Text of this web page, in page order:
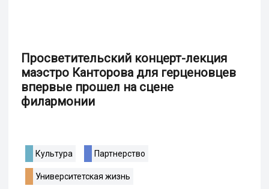
Просветительский концерт-лекция
маэстро Канторова для герценовцев
впервые прошел на сцене
филармонии
Культура Партнерство
Университетская жизнь